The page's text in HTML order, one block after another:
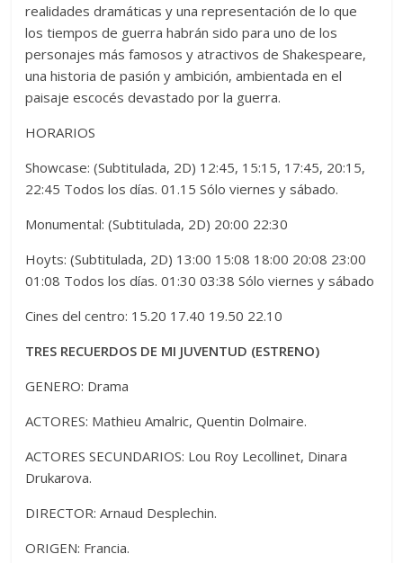
realidades dramáticas y una representación de lo que
los tiempos de guerra habrán sido para uno de los
personajes más famosos y atractivos de Shakespeare,
una historia de pasión y ambición, ambientada en el
paisaje escocés devastado por la guerra.
HORARIOS
Showcase: (Subtitulada, 2D) 12:45, 15:15, 17:45, 20:15,
22:45 Todos los días. 01.15 Sólo viernes y sábado.
Monumental: (Subtitulada, 2D) 20:00 22:30
Hoyts: (Subtitulada, 2D) 13:00 15:08 18:00 20:08 23:00
01:08 Todos los días. 01:30 03:38 Sólo viernes y sábado
Cines del centro: 15.20 17.40 19.50 22.10
TRES RECUERDOS DE MI JUVENTUD (ESTRENO)
GENERO: Drama
ACTORES: Mathieu Amalric, Quentin Dolmaire.
ACTORES SECUNDARIOS: Lou Roy Lecollinet, Dinara
Drukarova.
DIRECTOR: Arnaud Desplechin.
ORIGEN: Francia.